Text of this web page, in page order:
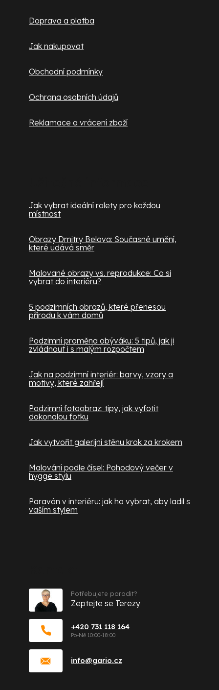
Doprava a platba
Jak nakupovat
Obchodní podmínky
Ochrana osobních údajů
Reklamace a vrácení zboží
Jak vybrat ideální rolety pro každou
místnost
Obrazy Dmitry Belova: Současné umění,
které udává směr
Malované obrazy vs. reprodukce: Co si
vybrat do interiéru?
5 podzimních obrazů, které přenesou
přírodu k vám domů
Podzimní proměna obýváku: 5 tipů, jak ji
zvládnout i s malým rozpočtem
Jak na podzimní interiér: barvy, vzory a
motivy, které zahřejí
Podzimní fotoobraz: tipy, jak vyfotit
dokonalou fotku
Jak vytvořit galerijní stěnu krok za krokem
Malování podle čísel: Pohodový večer v
hygge stylu
Paraván v interiéru: jak ho vybrat, aby ladil s
vaším stylem
info@gario.cz
+420 731 118 164
Potřebujete poradit?
Zeptejte se Terezy